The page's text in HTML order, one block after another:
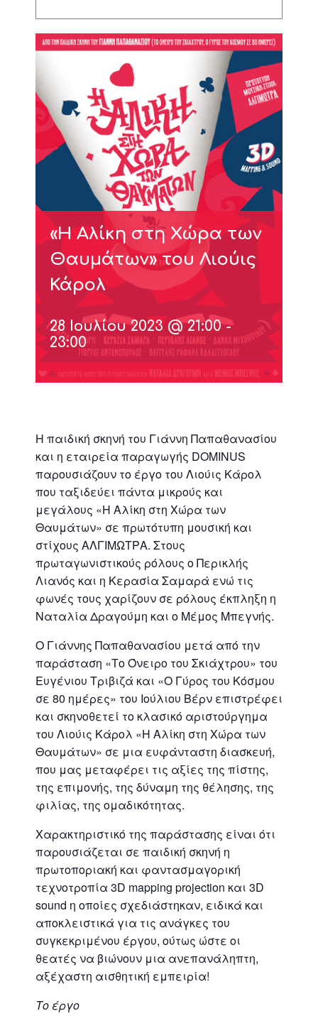
«Η Αλίκη στη Χώρα των
Θαυμάτων» του Λιούις
Κάρολ
28 Ιουλίου 2023 @ 21:00-
23:00
Η παιδική σκηνή του Γιάννη Παπαθανασίου
και η εταιρεία παραγωγής DOMINUS
παρουσιάζουν το έργο του Λιούις Κάρολ
που ταξιδεύει πάντα μικρούς και
μεγάλους «Η Αλίκη στη Χώρα των
Θαυμάτων» σε πρωτότυπη μουσική και
στίχους ΑΛΓΙΜΩΤΡΑ. Στους
πρωταγωνιστικούς ρόλους ο Περικλής
Λιανός και η Κερασία Σαμαρά ενώ τις
φωνές τους χαρίζουν σε ρόλους έκπληξη η
Ναταλία Δραγούμη και ο Μέμος Μπεγνής.
Ο Γιάννης Παπαθανασίου μετά από την
παράσταση «Το Όνειρο του Σκιάχτρου» του
Ευγένιου Τριβιζά και «Ο Γύρος του Κόσμου
σε 80 ημέρες» του Ιούλιου Βέρν επιστρέφει
και σκηνοθετεί το κλασικό αριστούργημα
του Λιούις Κάρολ «Η Αλίκη στη Χώρα των
Θαυμάτων» σε μια ευφάνταστη διασκευή,
που μας μεταφέρει τις αξίες της πίστης,
της επιμονής, της δύναμη της θέλησης, της
φιλίας, της ομαδικότητας.
Χαρακτηριστικό της παράστασης είναι ότι
παρουσιάζεται σε παιδική σκηνή η
πρωτοποριακή και φαντασμαγορική
τεχνοτροπία 3D mapping projection και 3D
sound η οποίες σχεδιάστηκαν, ειδικά και
αποκλειστικά για τις ανάγκες του
συγκεκριμένου έργου, ούτως ώστε οι
θεατές να βιώνουν μια ανεπανάληπτη,
αξέχαστη αισθητική εμπειρία!
Το έργο